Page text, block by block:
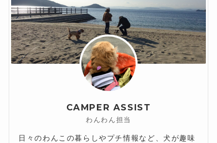
CAMPER ASSIST
わんわん担当
日々のわんこの暮らしやプチ情報など、犬が趣味